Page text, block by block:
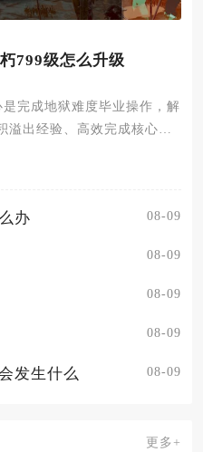
799级怎么升级
完成地狱难度毕业操作，解
溢出经验、高效完成核心任
800级及以上的灾厄难度挑
上限，角色获取的所有溢出
办 08-09
08-09
08-09
08-09
发生什么 08-09
更多+